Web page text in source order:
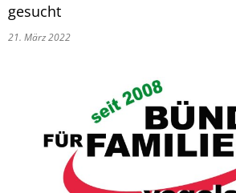
gesucht
21. März 2022